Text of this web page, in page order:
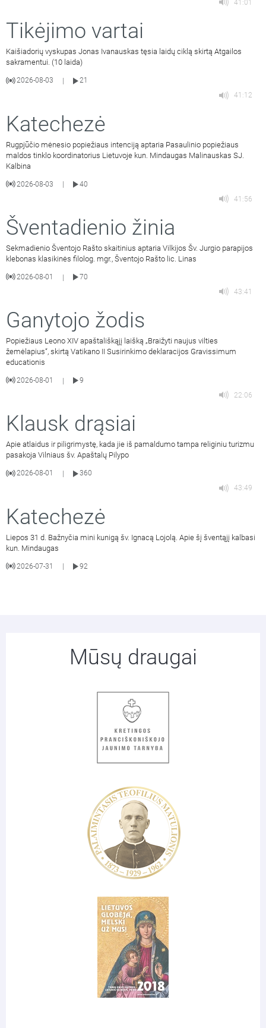
41:01
Tikėjimo vartai
Kaišiadorių vyskupas Jonas Ivanauskas tęsia laidų ciklą skirtą Atgailos
sakramentui. (10 laida)
2026-08-03
21
41:12
Katechezė
Rugpjūčio mėnesio popiežiaus intenciją aptaria Pasaulinio popiežiaus
maldos tinklo koordinatorius Lietuvoje kun. Mindaugas Malinauskas SJ.
Kalbina
2026-08-03
40
41:56
Šventadienio žinia
Sekmadienio Šventojo Rašto skaitinius aptaria Vilkijos Šv. Jurgio parapijos
klebonas klasikinės filolog. mgr., Šventojo Rašto lic. Linas
2026-08-01 |
70
43:41
Ganytojo žodis
Popiežiaus Leono XIV apaštališkąjį laišką „Braižyti naujus vilties
žemėlapius“, skirtą Vatikano II Susirinkimo deklaracijos Gravissimum
educationis
2026-08-01 |
9
22:06
Klausk drąsiai
Apie atlaidus ir piligrimystę, kada jie iš pamaldumo tampa religiniu turizmu
pasakoja Vilniaus šv. Apaštalų Pilypo
2026-08-01
360
43:49
Katechezė
Liepos 31 d. Bažnyčia mini kunigą šv. Ignacą Lojolą. Apie šį šventąjį kalbasi
kun. Mindaugas
2026-07-31 92
Mūsų draugai